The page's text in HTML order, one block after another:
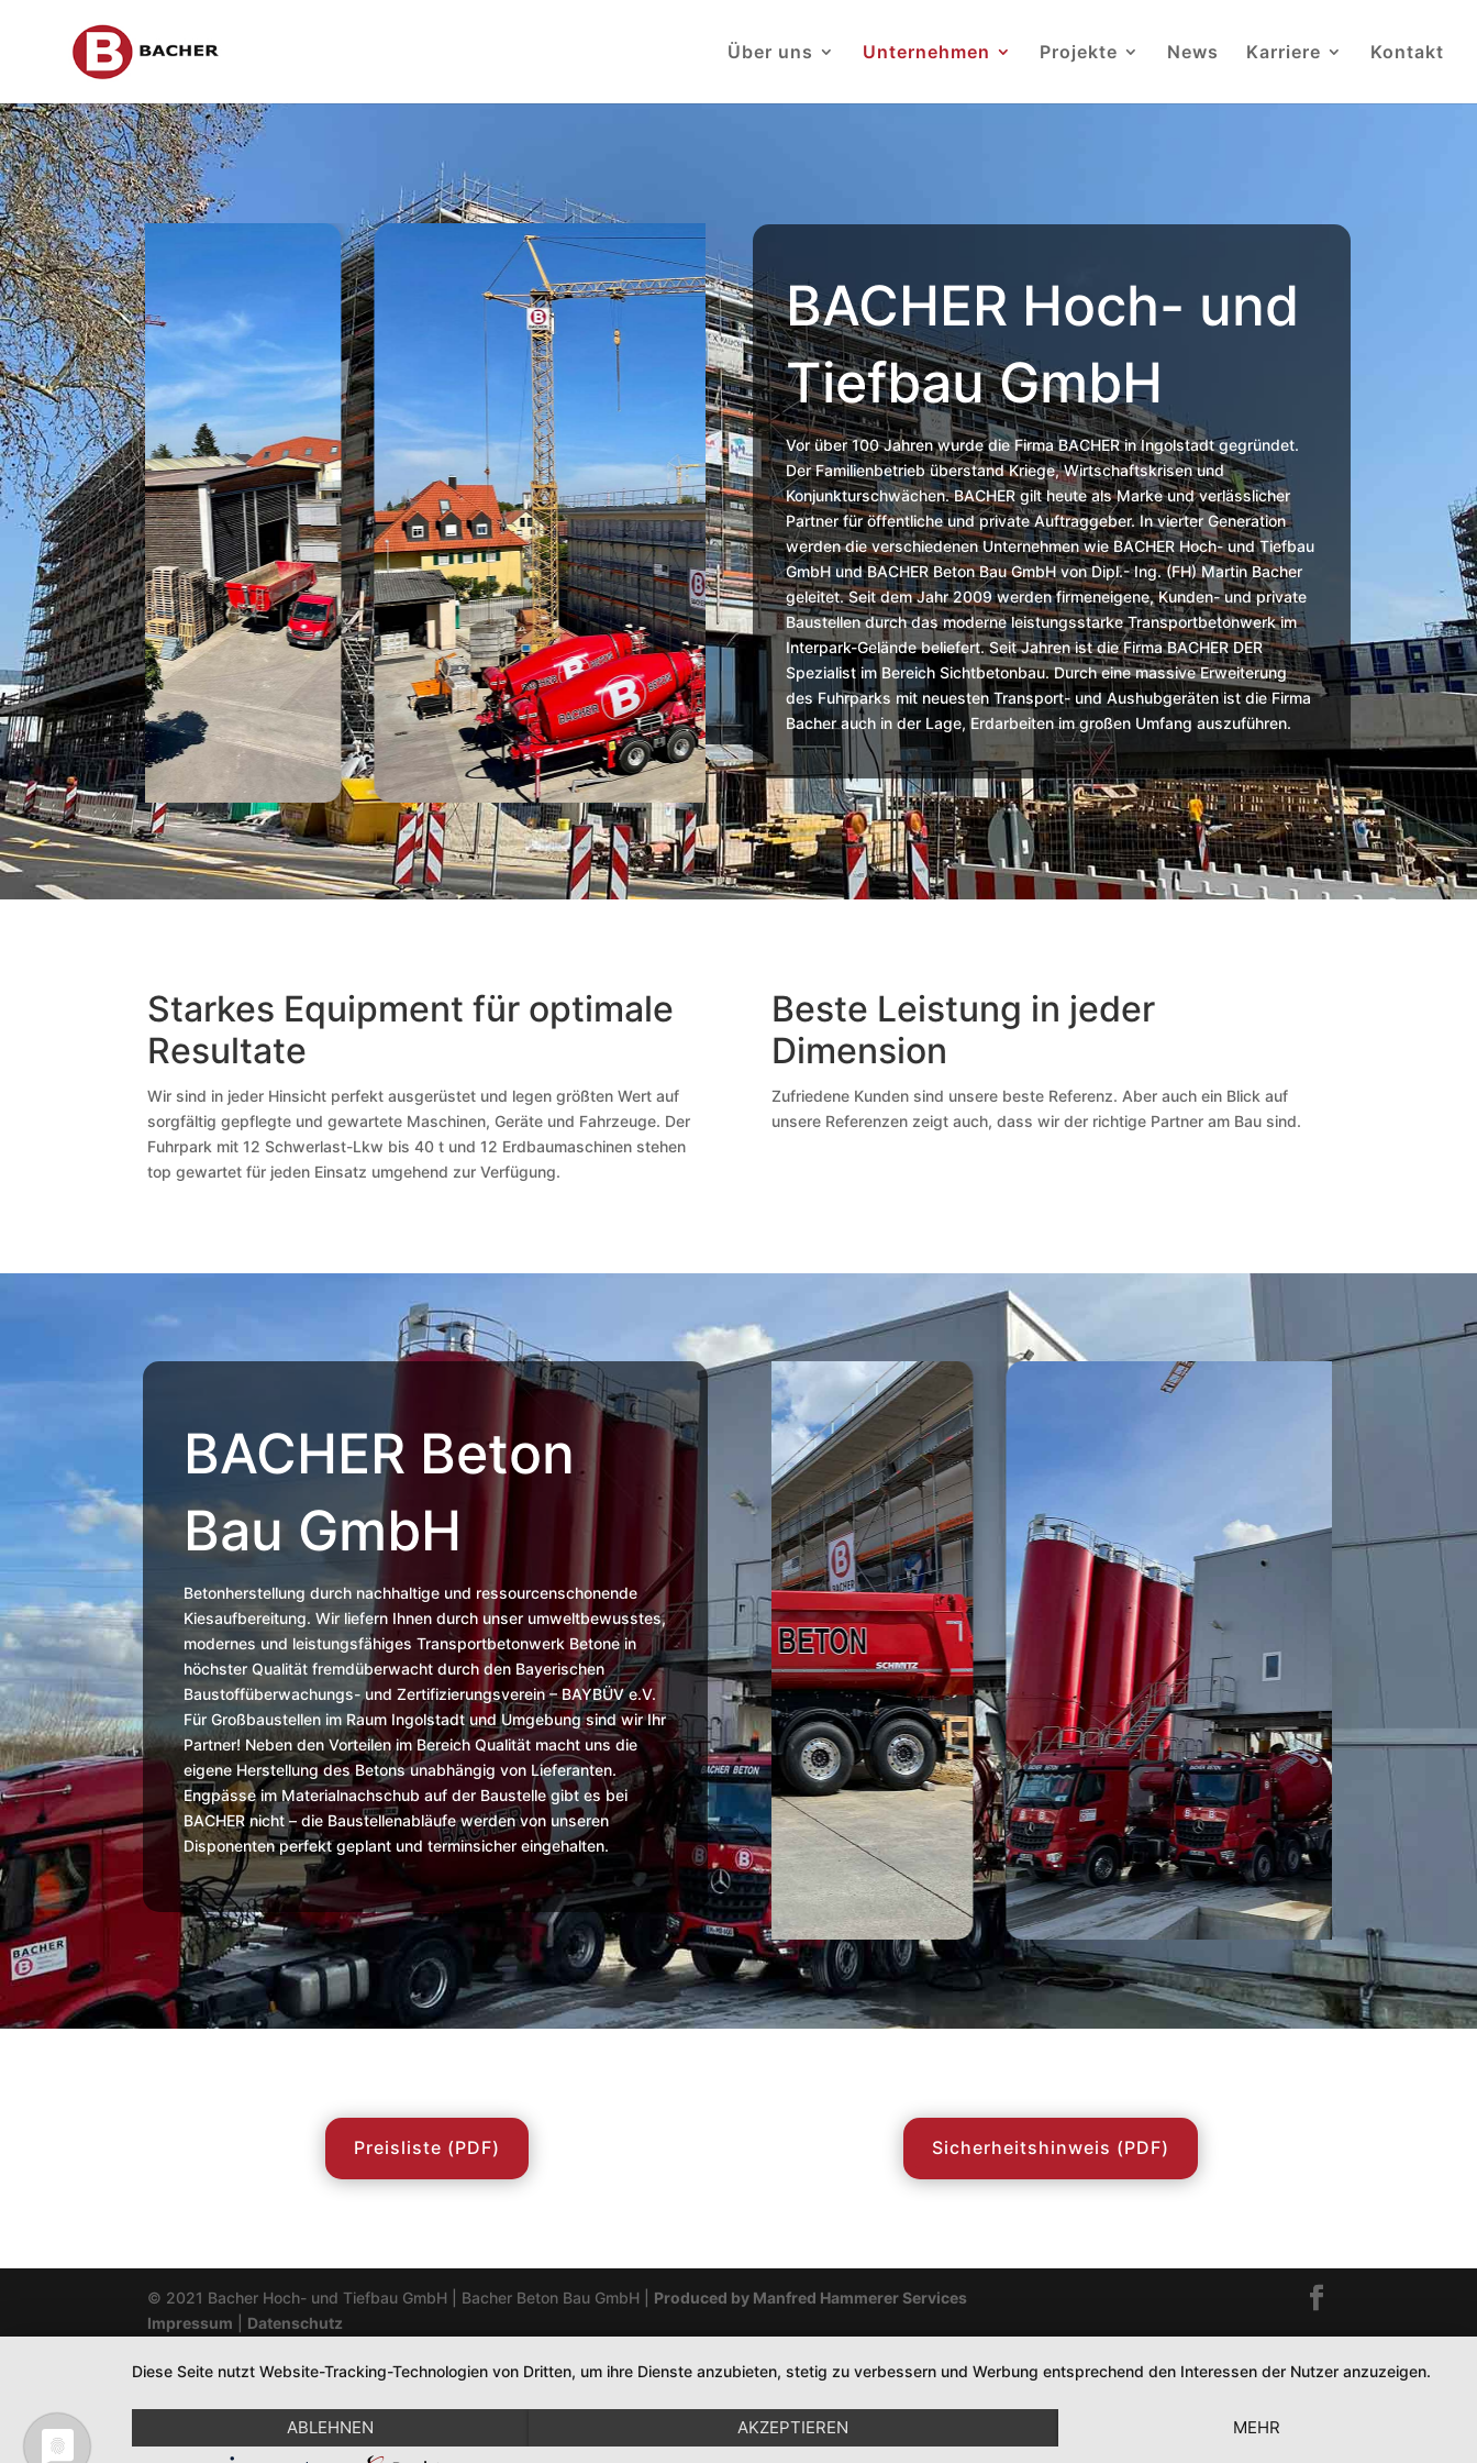
Über uns Unternehmen Projekte News Karriere Kontakt
BACHER Hoch- und
Tiefbau GmbH
Vor über 100 Jahren wurde die Firma BACHER in Ingolstadt gegründet.
Der Familienbetrieb überstand Kriege, Wirtschaftskrisen und
Konjunkturschwächen. BACHER gilt heute als Marke und verlässlicher
Partner für öffentliche und private Auftraggeber. In vierter Generation
werden die verschiedenen Unternehmen wie BACHER Hoch- und Tiefbau
GmbH und BACHER Beton Bau GmbH von Dipl.- Ing. (FH) Martin Bacher
geleitet. Seit dem Jahr 2009 werden firmeneigene, Kunden- und private
Baustellen durch das moderne leistungsstarke Transportbetonwerk im
Interpark-Gelände beliefert. Seit Jahren ist die Firma BACHER DER
Spezialist im Bereich Sichtbetonbau. Durch eine massive Erweiterung
des Fuhrparks mit neuesten Transport- und Aushubgeräten ist die Firma
Bacher auch in der Lage, Erdarbeiten im großen Umfang auszuführen.
Starkes Equipment für optimale
Resultate
Wir sind in jeder Hinsicht perfekt ausgerüstet und legen größten Wert auf
sorgfältig gepflegte und gewartete Maschinen, Geräte und Fahrzeuge. Der
Fuhrpark mit 12 Schwerlast-Lkw bis 40 t und 12 Erdbaumaschinen stehen
top gewartet für jeden Einsatz umgehend zur Verfügung.
Beste Leistung in jeder
Dimension
Zufriedene Kunden sind unsere beste Referenz. Aber auch ein Blick auf
unsere Referenzen zeigt auch, dass wir der richtige Partner am Bau sind.
BACHER Beton
Bau GmbH
Betonherstellung durch nachhaltige und ressourcenschonende
Kiesaufbereitung. Wir liefern Ihnen durch unser umweltbewusstes,
modernes und leistungsfähiges Transportbetonwerk Betone in
höchster Qualität fremdüberwacht durch den Bayerischen
Baustoffüberwachungs- und Zertifizierungsverein – BAYBÜV e.V.
Für Großbaustellen im Raum Ingolstadt und Umgebung sind wir Ihr
Partner! Neben den Vorteilen im Bereich Qualität macht uns die
eigene Herstellung des Betons unabhängig von Lieferanten.
Engpässe im Materialnachschub auf der Baustelle gibt es bei
BACHER nicht – die Baustellenabläufe werden von unseren
Disponenten perfekt geplant und terminsicher eingehalten.
Preisliste (PDF) Sicherheitshinweis (PDF)
© 2021 Bacher Hoch- und Tiefbau GmbH | Bacher Beton Bau GmbH | Produced by Manfred Hammerer Services
Impressum
Datenschutz
Diese Seite nutzt Website-Tracking-Technologien von Dritten, um ihre Dienste anzubieten, stetig zu verbessern und Werbung entsprechend den Interessen der Nutzer anzuzeigen.
ABLEHNEN AKZEPTIEREN MEHR